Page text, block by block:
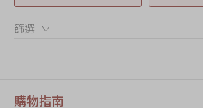
篩選：
購物指南